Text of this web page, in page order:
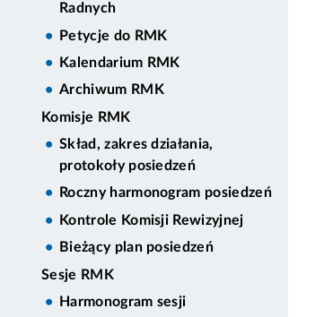
Radnych
Petycje do RMK
Kalendarium RMK
Archiwum RMK
Komisje RMK
Skład, zakres działania,
protokoły posiedzeń
Roczny harmonogram posiedzeń
Kontrole Komisji Rewizyjnej
Bieżący plan posiedzeń
Sesje RMK
Harmonogram sesji